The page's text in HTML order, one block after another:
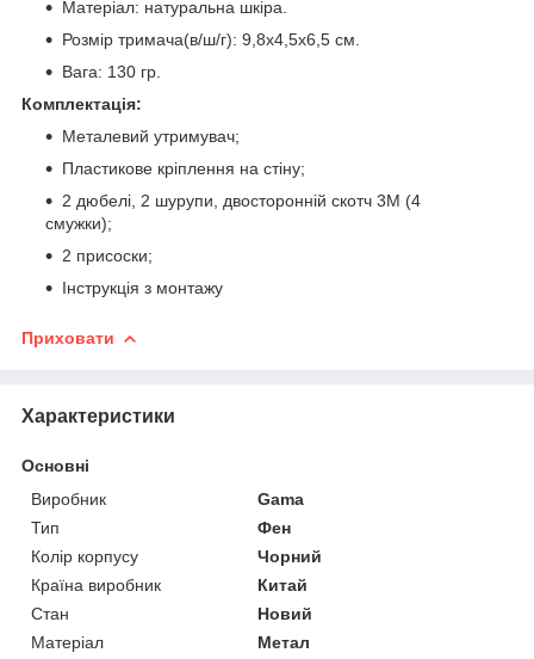
Матеріал: натуральна шкіра.
Розмір тримача(в/ш/г): 9,8х4,5х6,5 см.
Вага: 130 гр.
Комплектація:
Металевий утримувач;
Пластикове кріплення на стіну;
2 дюбелі, 2 шурупи, двосторонній скотч 3M (4
смужки);
2 присоски;
Інструкція з монтажу
Приховати
Характеристики
Основні
Виробник
Gama
Тип
Фен
Колір корпусу
Чорний
Країна виробник
Китай
Стан
Новий
Матеріал
Метал